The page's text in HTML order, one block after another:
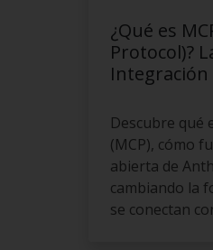
¿Qué es
Protocol)?
Integración
Descubre qué
(MCP), cómo
abierta de
cambiando la
se conectan